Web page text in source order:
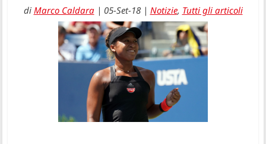
di Marco Caldara| 05-Set-18| Notizie, Tutti gli articoli